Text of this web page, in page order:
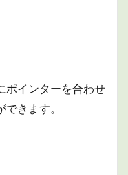
ポインターを合わせ
きます。